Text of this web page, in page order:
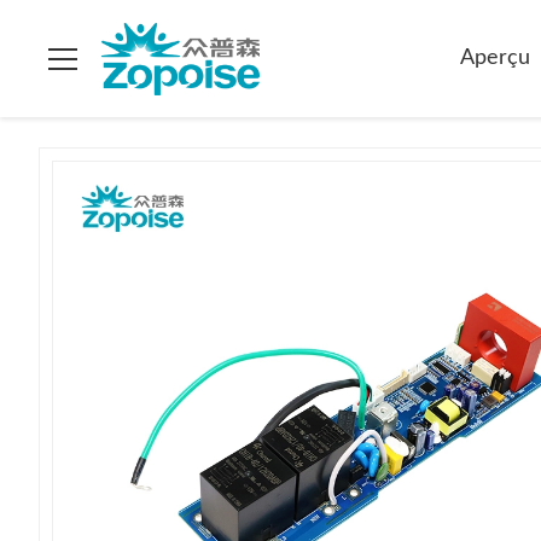
Aperçu
Maison > Produits >
Solutions de recharge pour véhicules
électriques SKD CKD